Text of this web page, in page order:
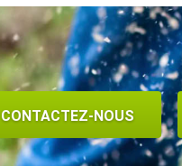
CONTACTEZ-NOUS